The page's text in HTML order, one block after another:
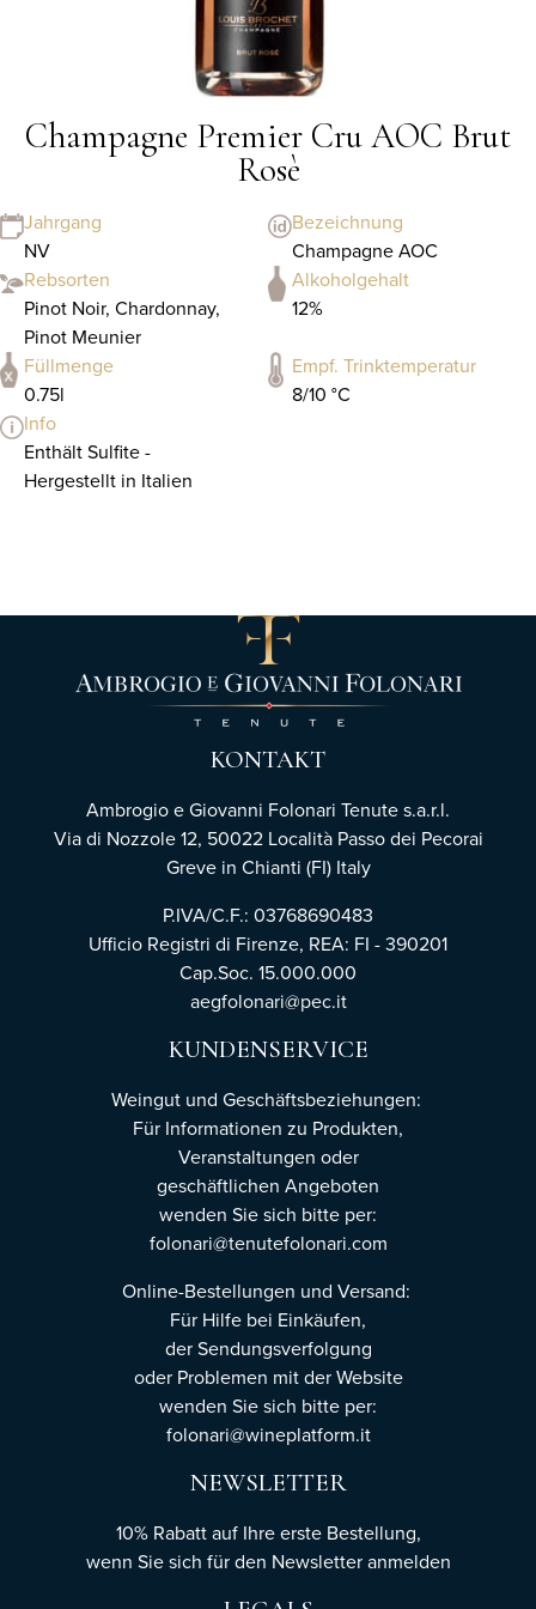
Champagne Premier Cru AOC Brut
Rosè
Jahrgang
NV
Bezeichnung
Champagne AOC
Rebsorten
Pinot Noir, Chardonnay,
Pinot Meunier
Alkoholgehalt
12%
Füllmenge
0.75l
Empf. Trinktemperatur
8/10 °C
Info
Enthält Sulfite -
Hergestellt in Italien
KONTAKT
Ambrogio e Giovanni Folonari Tenute s.a.r.l.
Via di Nozzole 12, 50022 Località Passo dei Pecorai
Greve in Chianti (FI) Italy
P.IVA/C.F.: 03768690483
Ufficio Registri di Firenze, REA: FI - 390201
Cap.Soc. 15.000.000
aegfolonari@pec.it
KUNDENSERVICE
Weingut und Geschäftsbeziehungen:
Für Informationen zu Produkten,
Veranstaltungen oder
geschäftlichen Angeboten
wenden Sie sich bitte per:
folonari@tenutefolonari.com
Online-Bestellungen und Versand:
Für Hilfe bei Einkäufen,
der Sendungsverfolgung
oder Problemen mit der Website
wenden Sie sich bitte per:
folonari@wineplatform.it
NEWSLETTER
10% Rabatt auf Ihre erste Bestellung,
wenn Sie sich für den Newsletteranmelden